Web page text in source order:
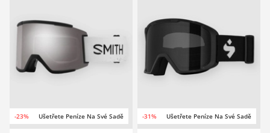
-23% Ušetřete Peníze Na Své Sadě -31% Ušetřete Peníze Na Své Sadě